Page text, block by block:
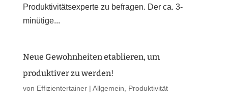
Produktivitätsexperte zu befragen. Der ca. 3-
minütige...
Neue Gewohnheiten etablieren, um
produktiver zu werden!
von Effizientertainer| Allgemein Produktivität